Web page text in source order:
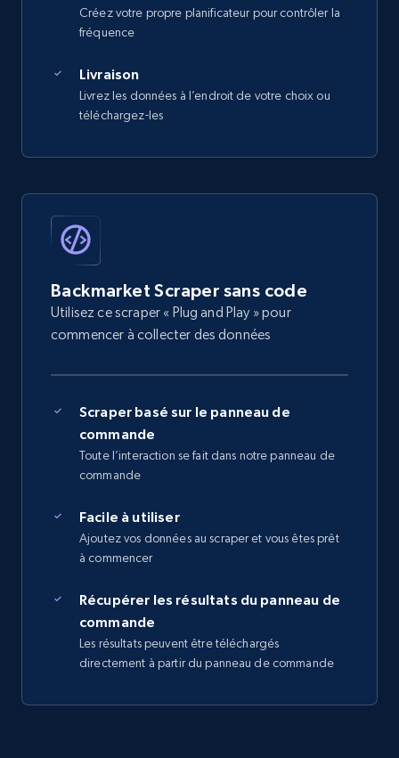
Créez votre propre planificateur pour contrôler la
fréquence
Livraison
Livrez les données à l’endroit de votre choix ou
téléchargez-les
Backmarket Scraper sans code
Utilisez ce scraper « Plug and Play » pour
commencer à collecter des données
Scraper basé sur le panneau de
commande
Toute l’interaction se fait dans notre panneau de
commande
Facile à utiliser
Ajoutez vos données au scraper et vous êtes prêt
à commencer
Récupérer les résultats du panneau de
commande
Les résultats peuvent être téléchargés
directement à partir du panneau de commande